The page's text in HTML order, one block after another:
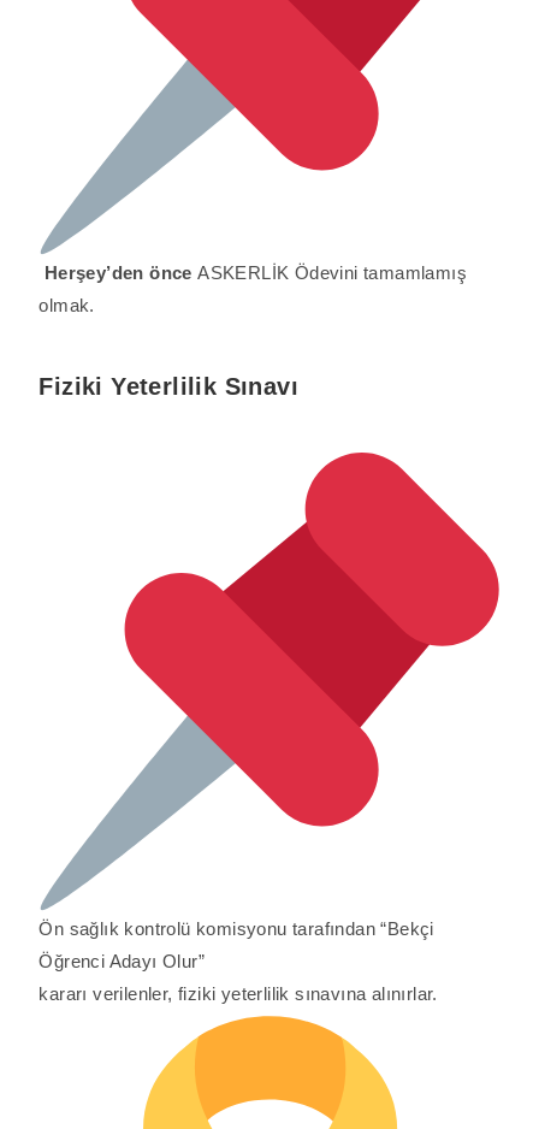
Herşey’den önceASKERLİK Ödevini tamamlamış
olmak.
Fiziki Yeterlilik Sınavı
Ön sağlık kontrolü komisyonu tarafından “Bekçi
Öğrenci Adayı Olur”
kararı verilenler, fiziki yeterlilik sınavına alınırlar.